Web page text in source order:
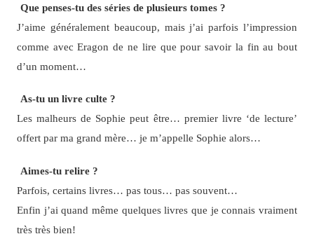
Que penses-tu des séries de plusieurs tomes ?
J’aime généralement beaucoup, mais j’ai parfois l’impression
comme avec Eragon de ne lire que pour savoir la fin au bout
d’un moment…
As-tu un livre culte ?
Les malheurs de Sophie peut être… premier livre ‘de lecture’
offert par ma grand mère… je m’appelle Sophie alors…
Aimes-tu relire ?
Parfois, certains livres… pas tous… pas souvent…
Enfin j’ai quand même quelques livres que je connais vraiment
très très bien!